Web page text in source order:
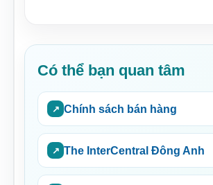
Có thể bạn quan tâm
Chính sách bán hàng
The InterCentral Đông Anh